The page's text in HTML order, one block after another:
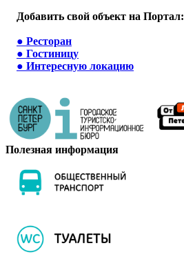
Добавить свой объект на Портал:
● Ресторан
● Гостиницу
● Интересную локацию
Полезная информация